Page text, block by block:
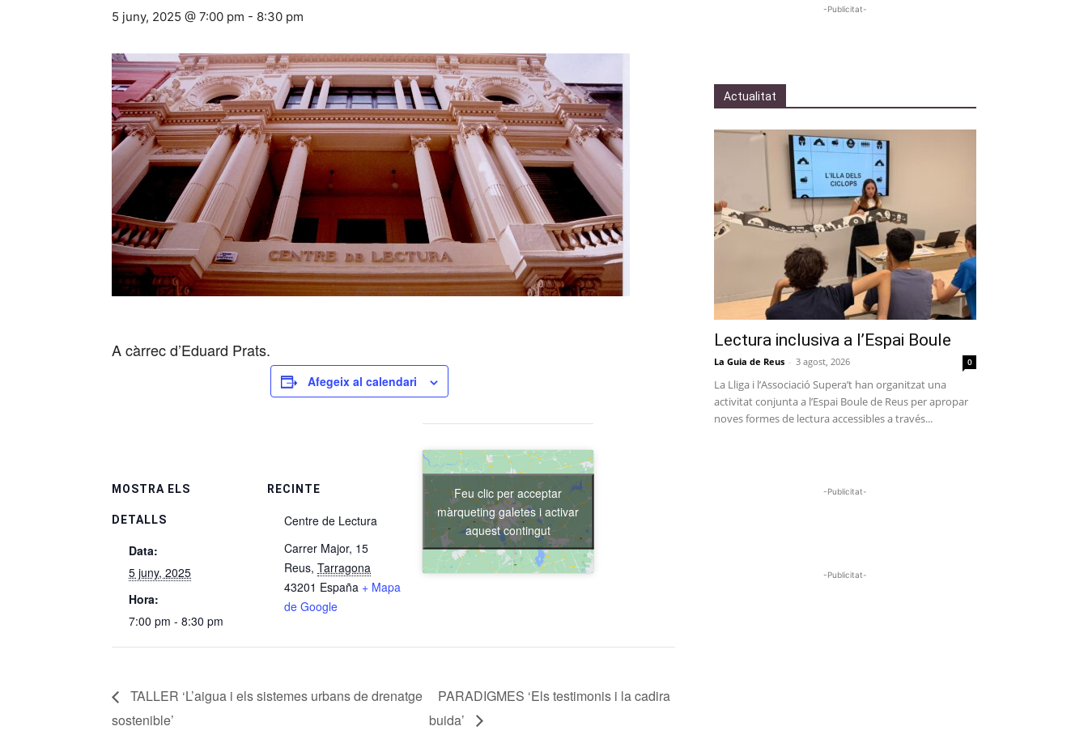
5 juny, 2025 @ 7:00 pm - 8:30 pm
A càrrec d’Eduard Prats.
Afegeix al calendari
MOSTRA ELS
DETALLS
Data:
5 juny, 2025
Hora:
7:00 pm - 8:30 pm
RECINTE
Centre de Lectura
Carrer Major, 15
Reus, Tarragona
43201 España + Mapa
de Google
Feu clic per acceptar
màrqueting galetes i activar
aquest contingut
TALLER ‘L’aigua i els sistemes urbans de drenatge
sostenible’
PARADIGMES ‘Els testimonis i la cadira
buida’
-Publicitat-
Actualitat
Lectura inclusiva a l’Espai Boule
La Guia de Reus - 3 agost, 2026 0
La Lliga i l’Associació Supera’t han organitzat una
activitat conjunta a l’Espai Boule de Reus per apropar
noves formes de lectura accessibles a través...
-Publicitat-
-Publicitat-